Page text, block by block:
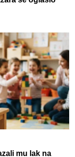
mu lak na